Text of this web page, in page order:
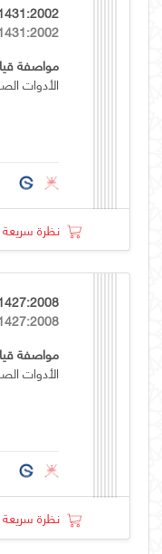
مواصفة
الأدوات
نظرة سريعة
مواصفة
الأدوات
نظرة سريعة